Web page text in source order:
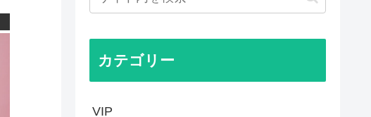
のインフルエンサーが7台の車に当て逃げ...
カテゴリー
VIP